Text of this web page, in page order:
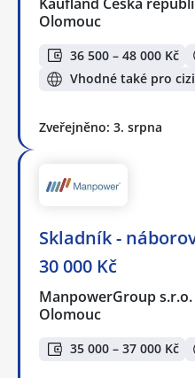
Olomouc
36 500 – 48 000 Kč
Vhodné také pro
Zveřejněno: 3. srpna
Skladník -
30 000 Kč
ManpowerGroup s.r.o.
Olomouc
35 000 – 37 000 Kč